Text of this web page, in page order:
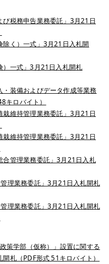
税務申告業務委託」3月21日
く）一式」3月21日入札開
）一式」3月21日入札開札
装備およびデータ作成等業務
キロバイト）
維持管理業務委託」3月21日
維持管理業務委託」3月21日
管理業務委託」3月21日入札
理業務委託」3月21日入札開札
理業務委託」3月21日入札開札
策学部（仮称）」設置に関する
札（PDF形式 51キロバイト）